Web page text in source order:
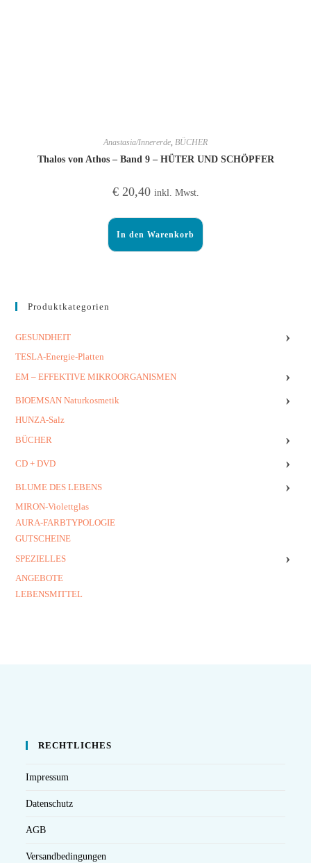
Anastasia/Innererde, BÜCHER
Thalos von Athos – Band 9 – HÜTER UND SCHÖPFER
€20,40 inkl. Mwst.
In den Warenkorb
Produktkategorien
GESUNDHEIT ›
TESLA-Energie-Platten
EM – EFFEKTIVE MIKROORGANISMEN
›
BIOEMSAN Naturkosmetik ›
HUNZA-Salz
BÜCHER
›
CD + DVD ›
BLUME DES LEBENS ›
MIRON-Violettglas
AURA-FARBTYPOLOGIE
GUTSCHEINE
SPEZIELLES
›
ANGEBOTE
LEBENSMITTEL
RECHTLICHES
Impressum
Datenschutz
AGB
Versandbedingungen